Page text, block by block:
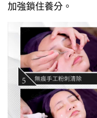
加強鎖住養分。